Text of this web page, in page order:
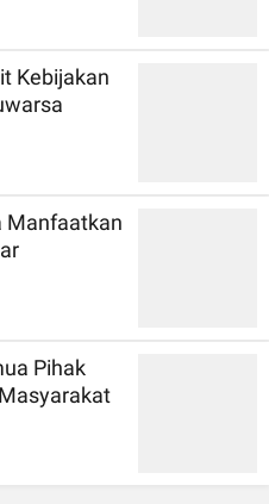
Kebijakan
Manfaatkan
Pihak